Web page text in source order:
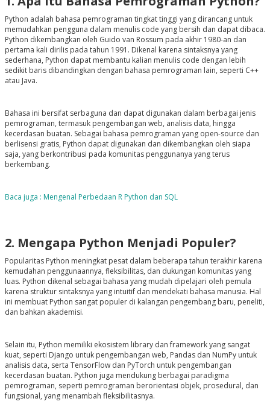
Python adalah bahasa pemrograman tingkat tinggi yang dirancang untuk
memudahkan pengguna dalam menulis code yang bersih dan dapat dibaca.
Python dikembangkan oleh Guido van Rossum pada akhir 1980-an dan
pertama kali dirilis pada tahun 1991. Dikenal karena sintaksnya yang
sederhana, Python dapat membantu kalian menulis code dengan lebih
sedikit baris dibandingkan dengan bahasa pemrograman lain, seperti C++
atau Java.
Bahasa ini bersifat serbaguna dan dapat digunakan dalam berbagai jenis
pemrograman, termasuk pengembangan web, analisis data, hingga
kecerdasan buatan. Sebagai bahasa pemrograman yang open-source dan
berlisensi gratis, Python dapat digunakan dan dikembangkan oleh siapa
saja, yang berkontribusi pada komunitas penggunanya yang terus
berkembang.
Baca juga : Mengenal Perbedaan R Python dan SQL
2. Mengapa Python Menjadi Populer?
Popularitas Python meningkat pesat dalam beberapa tahun terakhir karena
kemudahan penggunaannya, fleksibilitas, dan dukungan komunitas yang
luas. Python dikenal sebagai bahasa yang mudah dipelajari oleh pemula
karena struktur sintaksnya yang intuitif dan mendekati bahasa manusia. Hal
ini membuat Python sangat populer di kalangan pengembang baru, peneliti,
dan bahkan akademisi.
Selain itu, Python memiliki ekosistem library dan framework yang sangat
kuat, seperti Django untuk pengembangan web, Pandas dan NumPy untuk
analisis data, serta TensorFlow dan PyTorch untuk pengembangan
kecerdasan buatan. Python juga mendukung berbagai paradigma
pemrograman, seperti pemrograman berorientasi objek, prosedural, dan
fungsional, yang menambah fleksibilitasnya.